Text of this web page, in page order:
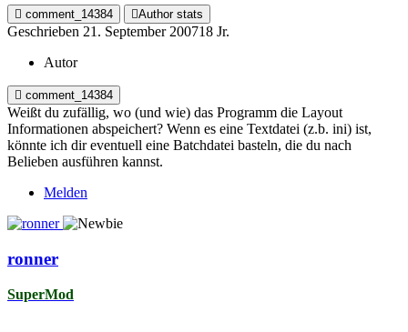
comment_14384 Author stats
Geschrieben 21. September 200718 Jr.
Autor
comment_14384
Weißt du zufällig, wo (und wie) das Programm die Layout
Informationen abspeichert? Wenn es eine Textdatei (z.b. ini) ist,
könnte ich dir eventuell eine Batchdatei basteln, die du nach
Belieben ausführen kannst.
Melden
ronner
SuperMod